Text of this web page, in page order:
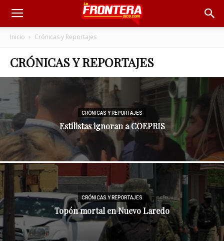
Inicio Crónicas y Reportajes
CRÓNICAS Y REPORTAJES
CRÓNICAS Y REPORTAJES
Estilistas ignoran a COEPRIS
CRÓNICAS Y REPORTAJES
Topón mortal en Nuevo Laredo